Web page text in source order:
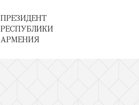
ПРЕЗИДЕНТ
РЕСПУБЛИКИ
АРМЕНИЯ